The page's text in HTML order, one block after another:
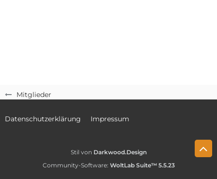
Mitglieder
Datenschutzerklärung Impressum
Stil von Darkwood.Design
Community-Software: WoltLab Suite™ 5.5.23